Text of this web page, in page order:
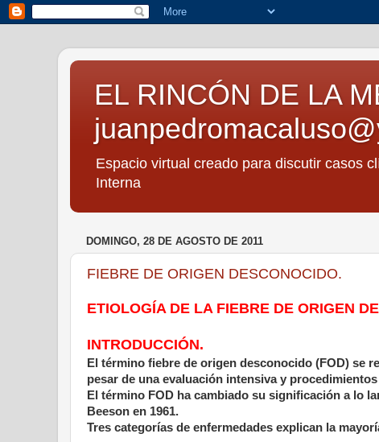
EL RINCÓN DE LA
Espacio virtual creado para discutir casos
Interna
DOMINGO, 28 DE AGOSTO DE 2011
FIEBRE DE ORIGEN DESCONOCIDO.
ETIOLOGÍA DE LA FIEBRE DE ORIGEN
INTRODUCCIÓN.
El término fiebre de origen desconocido (FOD) se
pesar de una evaluación intensiva y
El término FOD ha cambiado su significación a lo
Beeson en 1961.
Tres categorías de enfermedades explican la